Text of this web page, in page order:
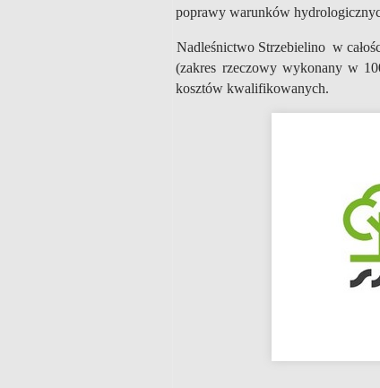
poprawy warunków
Nadleśnictwo Strzebielino w
(zakres rzeczowy wykonany w
kosztów kwalifikowanych.